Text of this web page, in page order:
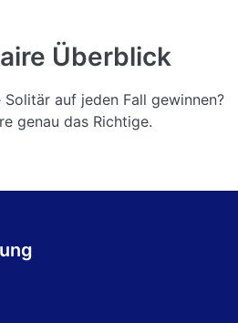
Überblick
auf jeden Fall gewinnen?
genau das Richtige.